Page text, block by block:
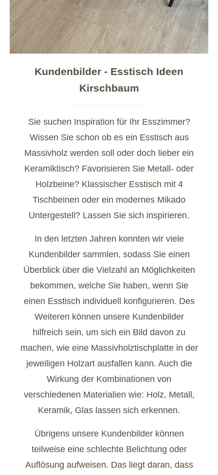
Kundenbilder - Esstisch Ideen
Kirschbaum
Sie suchen Inspiration für Ihr Esszimmer?
Wissen Sie schon ob es ein Esstisch aus
Massivholz werden soll oder doch lieber ein
Keramiktisch? Favorisieren Sie Metall- oder
Holzbeine? Klassischer Esstisch mit 4
Tischbeinen oder ein modernes Mikado
Untergestell? Lassen Sie sich inspirieren.
In den letzten Jahren konnten wir viele
Kundenbilder sammlen, sodass Sie einen
Überblick über die Vielzahl an Möglichkeiten
bekommen, welche Sie haben, wenn Sie
einen Esstisch individuell konfigurieren. Des
Weiteren können unsere Kundenbilder
hilfreich sein, um sich ein Bild davon zu
machen, wie eine Massivholztischplatte in der
jeweiligen Holzart ausfallen kann. Auch die
Wirkung der Kombinationen von
verschiedenen Materialien wie: Holz, Metall,
Keramik, Glas lassen sich erkennen.
Übrigens unsere Kundenbilder können
teilweise eine schlechte Belichtung oder
Auflösung aufweisen. Das liegt daran, dass